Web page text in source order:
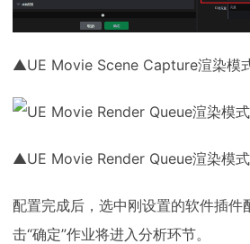
▲UE Movie Scene Capture渲染模
▲UE Movie Render Queue渲染模
配置完成后，选中刚设置的软件插件
击“确定”作业将进入分析环节。